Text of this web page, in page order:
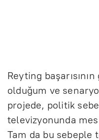
Reyting
olduğum ve
projede, politik
televizyonunda
Tam da bu